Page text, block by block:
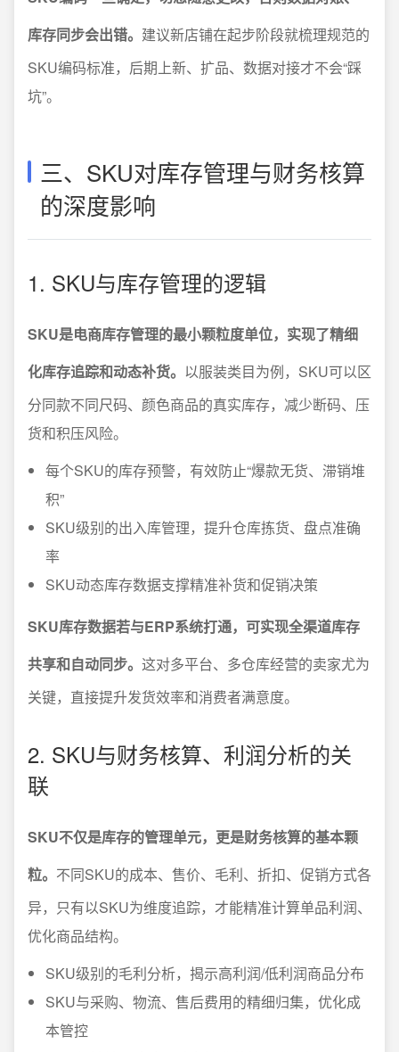
库存同步会出错。 建议新店铺在起步阶段就梳理规范的
SKU编码标准，后期上新、扩品、数据对接才不会“踩
坑”。
三、SKU对库存管理与财务核算
的深度影响
1. SKU与库存管理的逻辑
SKU是电商库存管理的最小颗粒度单位，实现了精细
化库存追踪和动态补货。 以服装类目为例，SKU可以区
分同款不同尺码、颜色商品的真实库存，减少断码、压
货和积压风险。
每个SKU的库存预警，有效防止“爆款无货、滞销堆
积”
SKU级别的出入库管理，提升仓库拣货、盘点准确
率
SKU动态库存数据支撑精准补货和促销决策
SKU库存数据若与ERP系统打通，可实现全渠道库存
共享和自动同步。 这对多平台、多仓库经营的卖家尤为
关键，直接提升发货效率和消费者满意度。
2. SKU与财务核算、利润分析的关
联
SKU不仅是库存的管理单元，更是财务核算的基本颗
粒。 不同SKU的成本、售价、毛利、折扣、促销方式各
异，只有以SKU为维度追踪，才能精准计算单品利润、
优化商品结构。
SKU级别的毛利分析，揭示高利润/低利润商品分布
SKU与采购、物流、售后费用的精细归集，优化成
本管控